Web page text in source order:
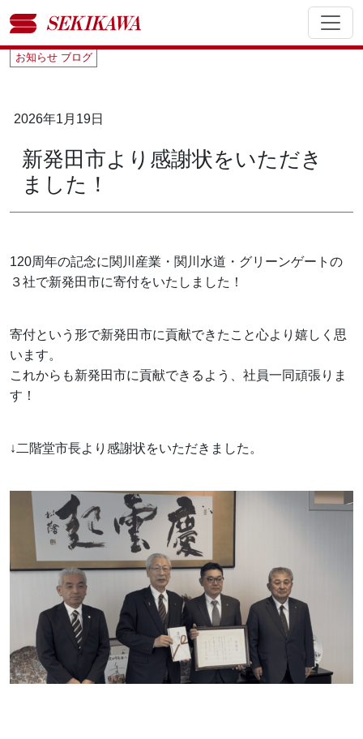
お知らせ ブログ
2026年1月19日
新発田市より感謝状をいただき
ました！
120周年の記念に関川産業・関川水道・グリーンゲートの
３社で新発田市に寄付をいたしました！
寄付という形で新発田市に貢献できたこと心より嬉しく思
います。
これからも新発田市に貢献できるよう、社員一同頑張りま
す！
↓二階堂市長より感謝状をいただきました。